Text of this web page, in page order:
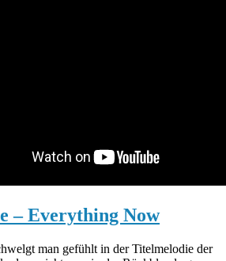
– Everything Now
man gefühlt in der Titelmelodie der